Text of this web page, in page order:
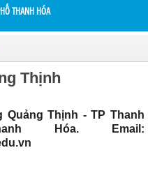
THANH HÓA
Thịnh
Thịnh - TP Thanh
Hóa. Email: